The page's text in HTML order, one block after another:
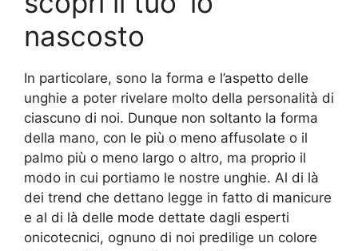
nascosto
In particolare, sono la forma e l’aspetto delle
unghie a poter rivelare molto della personalità di
ciascuno di noi. Dunque non soltanto la forma
della mano, con le più o meno affusolate o il
palmo più o meno largo o altro, ma proprio il
modo in cui portiamo le nostre unghie. Al di là
dei trend che dettano legge in fatto di manicure
e al di là delle mode dettate dagli esperti
onicotecnici, ognuno di noi predilige un colore